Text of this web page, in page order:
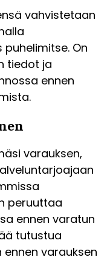
vahvistetaan
On
tiedot ja
ennen
varauksen,
peruuttaa
ennen varatun
tutustua
varauksen